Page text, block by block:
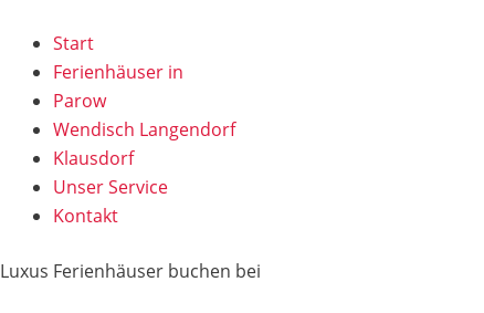
Start
Ferienhäuser in
Parow
Wendisch Langendorf
Klausdorf
Unser Service
Kontakt
Luxus Ferienhäuser buchen bei